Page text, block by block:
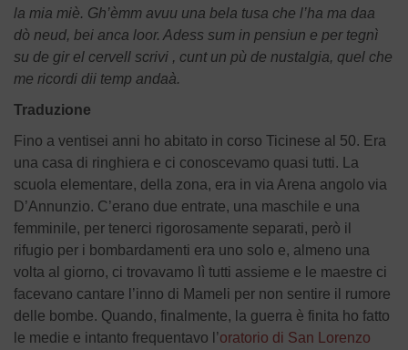
la mia miè. Gh’èmm avuu una bela tusa che l’ha ma daa
dò neud, bei anca loor. Adess sum in pensiun e per tegnì
su de gir el cervell scrivi , cunt un pù de nustalgia, quel che
me ricordi dii temp andaà.
Traduzione
Fino a ventisei anni ho abitato in corso Ticinese al 50. Era
una casa di ringhiera e ci conoscevamo quasi tutti. La
scuola elementare, della zona, era in via Arena angolo via
D’Annunzio. C’erano due entrate, una maschile e una
femminile, per tenerci rigorosamente separati, però il
rifugio per i bombardamenti era uno solo e, almeno una
volta al giorno, ci trovavamo lì tutti assieme e le maestre ci
facevano cantare l’inno di Mameli per non sentire il rumore
delle bombe. Quando, finalmente, la guerra è finita ho fatto
le medie e intanto frequentavo l’oratorio di San Lorenzo